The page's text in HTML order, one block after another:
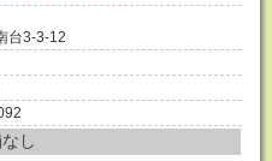
台3-3-12
し